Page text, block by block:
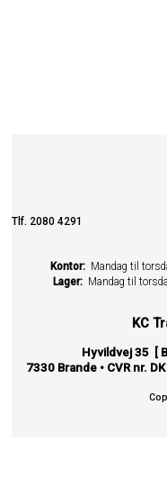
Tlf. 2080 4291
Kontor: Mandag til
Lager:Mandag til
KC
Hyvildvej 35 [
7330 Brande • CVR nr.